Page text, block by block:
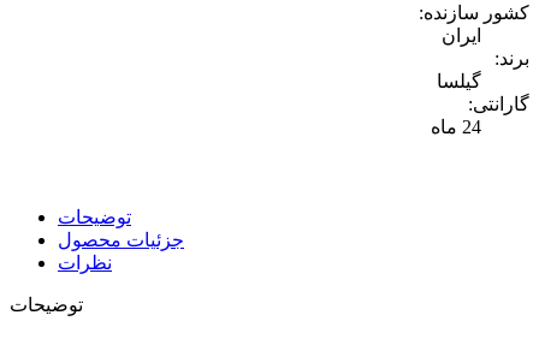
کشور سازنده:
ایران
برند:
گیلسا
گارانتی:
24 ماه
توضیحات
جزئیات محصول
نظرات
توضیحات